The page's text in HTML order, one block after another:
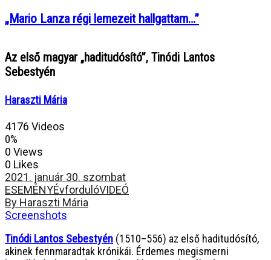
„Mario Lanza régi lemezeit hallgattam…”
Az első magyar „haditudósító”, Tinódi Lantos
Sebestyén
Haraszti Mária
4176 Videos
0%
0 Views
0 Likes
2021. január 30. szombat
ESEMÉNYÉvfordulóVIDEÓ
By Haraszti Mária
Screenshots
Tinódi Lantos Sebestyén (1510–556) az első haditudósító,
akinek fennmaradtak krónikái. Érdemes megismerni